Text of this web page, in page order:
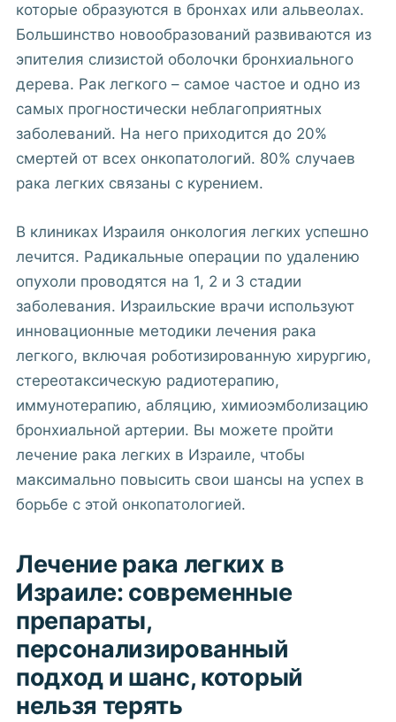
которые образуются в бронхах или альвеолах.
Большинство новообразований развиваются из
эпителия слизистой оболочки бронхиального
дерева. Рак легкого – самое частое и одно из
самых прогностически неблагоприятных
заболеваний. На него приходится до 20%
смертей от всех онкопатологий. 80% случаев
рака легких связаны с курением.
В клиниках Израиля онкология легких успешно
лечится. Радикальные операции по удалению
опухоли проводятся на 1, 2 и 3 стадии
заболевания. Израильские врачи используют
инновационные методики лечения рака
легкого, включая роботизированную хирургию,
стереотаксическую радиотерапию,
иммунотерапию, абляцию, химиоэмболизацию
бронхиальной артерии. Вы можете пройти
лечение рака легких в Израиле, чтобы
максимально повысить свои шансы на успех в
борьбе с этой онкопатологией.
Лечение рака легких в
Израиле: современные
препараты,
персонализированный
подход и шанс, который
нельзя терять